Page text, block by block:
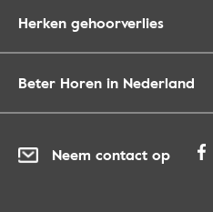
Herken gehoorverlies
Beter Horen in Nederland
Neem contact op